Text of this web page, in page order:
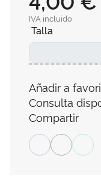
IVA incluido
Talla
Añadir a
Consulta
Compartir